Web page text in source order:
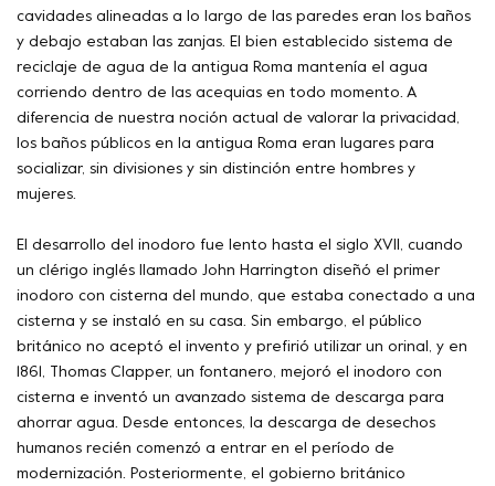
cavidades alineadas a lo largo de las paredes eran los baños
y debajo estaban las zanjas. El bien establecido sistema de
reciclaje de agua de la antigua Roma mantenía el agua
corriendo dentro de las acequias en todo momento. A
diferencia de nuestra noción actual de valorar la privacidad,
los baños públicos en la antigua Roma eran lugares para
socializar, sin divisiones y sin distinción entre hombres y
mujeres.
El desarrollo del inodoro fue lento hasta el siglo XVII, cuando
un clérigo inglés llamado John Harrington diseñó el primer
inodoro con cisterna del mundo, que estaba conectado a una
cisterna y se instaló en su casa. Sin embargo, el público
británico no aceptó el invento y prefirió utilizar un orinal, y en
1861, Thomas Clapper, un fontanero, mejoró el inodoro con
cisterna e inventó un avanzado sistema de descarga para
ahorrar agua. Desde entonces, la descarga de desechos
humanos recién comenzó a entrar en el período de
modernización. Posteriormente, el gobierno británico